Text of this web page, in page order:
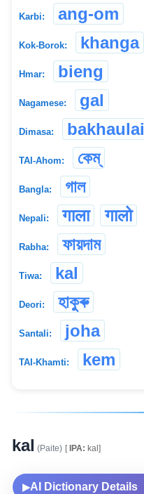
Karbi: ang-om
Kok-Borok: khanga
Hmar: bieng
Nagamese: gal
Dimasa: bakhaulai
TAI-Ahom: কেম্
Bangla: গাল
Nepali: गाला गालो
Rabha: ফায়দাম
Tiwa: kal
Deori: হাকুৰু
Santali: joha
TAI-Khamti: kem
kal (Paite) [IPA: kal]
▶AI Dictionary Details